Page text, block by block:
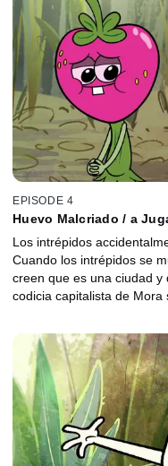
EPISODE 4
Huevo Malcriado / a
Los intrépidos
Cuando los intrépidos se
creen que es una ciudad
codicia capitalista de Mora